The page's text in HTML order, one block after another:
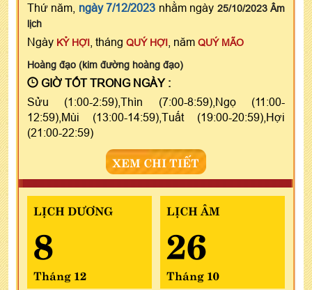
Thứ năm, ngày 7/12/2023 nhằm ngày 25/10/2023 Âm
lịch
Ngày KỶ HỢI , tháng QUÝ HỢI , năm QUÝ MÃO
Hoàng đạo (kim đường hoàng đạo)
GIỜ TỐT TRONG NGÀY :
Sửu (1:00-2:59),Thìn (7:00-8:59),Ngọ (11:00-
12:59),Mùi (13:00-14:59),Tuất (19:00-20:59),Hợi
(21:00-22:59)
XEM CHI TIẾT
LỊCH DƯƠNG
8
Tháng 12
LỊCH ÂM
26
Tháng 10